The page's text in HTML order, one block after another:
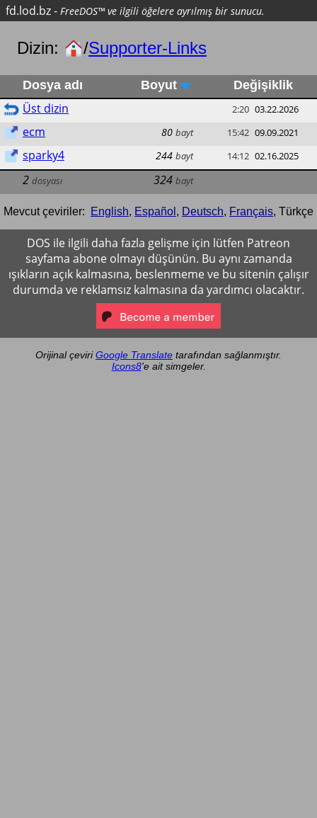
fd.lod.bz- FreeDOS™ ve ilgili öğelere ayrılmış bir sunucu.
Dizin: /Supporter-Links
Dosya adı Boyut Değişiklik
Üst dizin 2:20 03.22.2026
ecm 80 bayt 15:42 09.09.2021
sparky4 244 bayt 14:12 02.16.2025
2 dosyası 324 bayt
Mevcut çeviriler: English, Español , Deutsch, Français, Türkçe
DOS ile ilgili daha fazla gelişme için lütfen Patreon
sayfama abone olmayı düşünün. Bu aynı zamanda
ışıkların açık kalmasına, beslenmeme ve bu sitenin çalışır
durumda ve reklamsız kalmasına da yardımcı olacaktır.
Orijinal çeviriGoogle Translate tarafından sağlanmıştır.
Icons8'e ait simgeler.